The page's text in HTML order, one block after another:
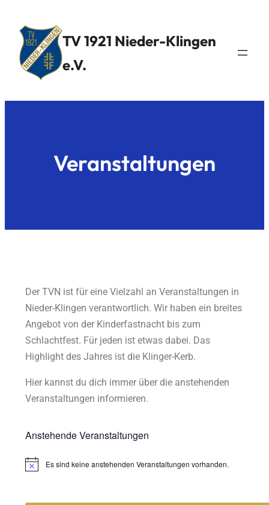
TV 1921 Nieder-Klingen
e.V.
Veranstaltungen
Der TVN ist für eine Vielzahl an Veranstaltungen in
Nieder-Klingen verantwortlich. Wir haben ein breites
Angebot von der Kinderfastnacht bis zum
Schlachtfest. Für jeden ist etwas dabei. Das
Highlight des Jahres ist die Klinger-Kerb.
Hier kannst du dich immer über die anstehenden
Veranstaltungen informieren.
Anstehende Veranstaltungen
HinweisEs sind keine anstehenden Veranstaltungen vorhanden.